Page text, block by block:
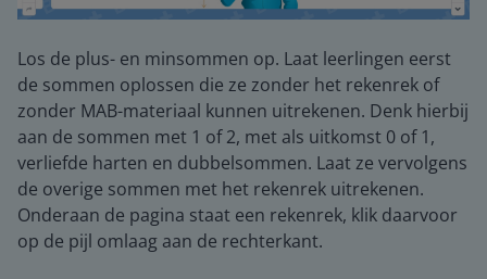
Los de plus- en minsommen op. Laat leerlingen eerst
de sommen oplossen die ze zonder het rekenrek of
zonder MAB-materiaal kunnen uitrekenen. Denk hierbij
aan de sommen met 1 of 2, met als uitkomst 0 of 1,
verliefde harten en dubbelsommen. Laat ze vervolgens
de overige sommen met het rekenrek uitrekenen.
Onderaan de pagina staat een rekenrek, klik daarvoor
op de pijl omlaag aan de rechterkant.